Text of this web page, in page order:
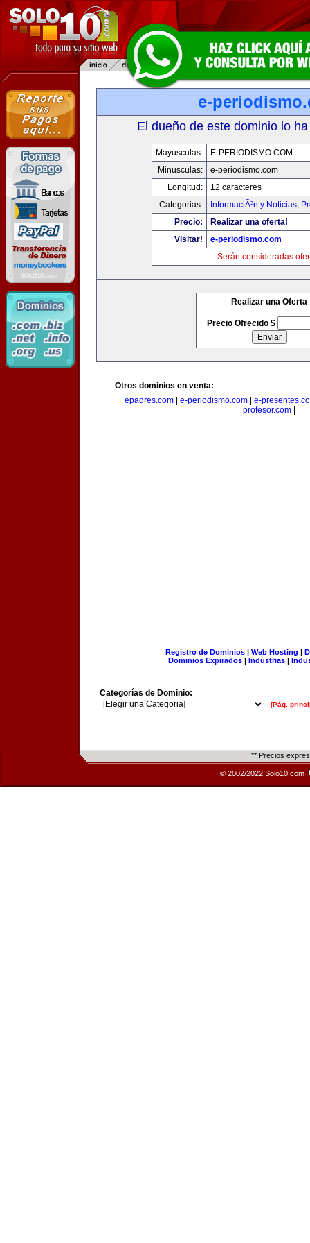
e-
El dueño de este dominio lo
Mayusculas:
E-PERIODISMO.COM
Minusculas:
e-periodismo.com
Longitud:
12 caracteres
Categorias:
InformaciÃ³n y Noticias,
Precio:
Realizar una oferta!
Visitar!
e-periodismo.com
Serán consideradas
Realizar una Oferta
Precio Ofrecido $
Otros dominios en venta:
epadres.com
e-periodismo.com
e-
profesor.com
Registro de Dominios| Web Hosting |
Dominios Expirados | Industrias |
Categorías de Dominio:
[Pág.
** Precios
© 2002/2022 Solo10.com